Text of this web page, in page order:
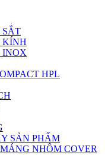
SẮT
KÍNH
INOX
HPL
SẢN PHẨM
NHÔM COVER